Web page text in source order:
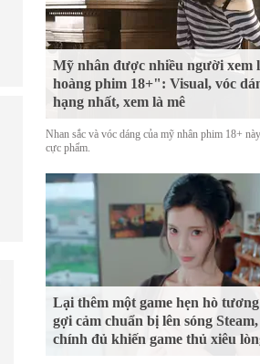
Mỹ nhân được nhiều người xem
hoàng phim 18+": Visual, vóc
hạng nhất, xem là mê
Nhan sắc và vóc dáng của mỹ nhân phim 18+
cực phẩm.
Lại thêm một game hẹn hò tương
gợi cảm chuẩn bị lên sóng
chính đủ khiến game thủ xiêu